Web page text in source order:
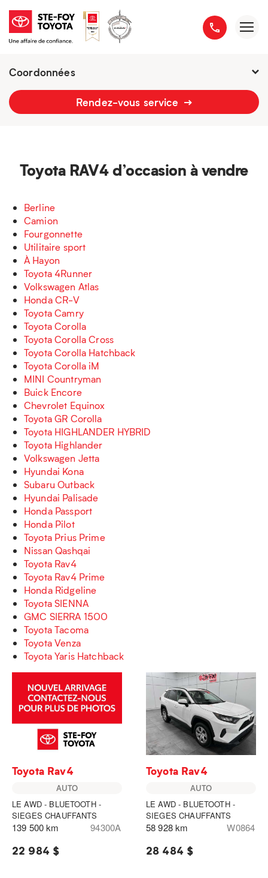
Coordonnées
Fermé : Ouverture-
Rendez-vous service
Toyota RAV4 d’occasion à vendre
Berline
Camion
Fourgonnette
Utilitaire sport
À Hayon
Toyota 4Runner
Volkswagen Atlas
Honda CR-V
Toyota Camry
Toyota Corolla
Toyota Corolla Cross
Toyota Corolla Hatchback
Toyota Corolla iM
MINI Countryman
Buick Encore
Chevrolet Equinox
Toyota GR Corolla
Toyota HIGHLANDER HYBRID
Toyota Highlander
Volkswagen Jetta
Hyundai Kona
Subaru Outback
Hyundai Palisade
Honda Passport
Honda Pilot
Toyota Prius Prime
Nissan Qashqai
Toyota Rav4
Toyota Rav4 Prime
Honda Ridgeline
Toyota SIENNA
GMC SIERRA 1500
Toyota Tacoma
Toyota Venza
Toyota Yaris Hatchback
Toyota Rav4
AUTO
LE AWD - BLUETOOTH -
SIEGES CHAUFFANTS
139 500 km 94300A
22 984 $
Toyota Rav4
AUTO
LE AWD - BLUETOOTH -
SIEGES CHAUFFANTS
58 928 km W0864
28 484 $